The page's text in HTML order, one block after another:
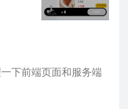
下前端页面和服务端